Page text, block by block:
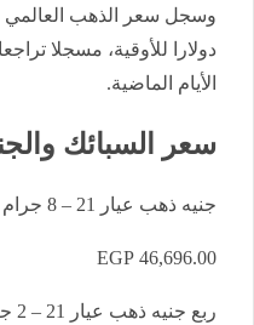
الأيام الماضية.
سعر السبائك
جنيه ذهب عيار 21 – 8 جرام
46,696.00 EGP
ربع جنيه ذهب عيار 21 – 2 جرام